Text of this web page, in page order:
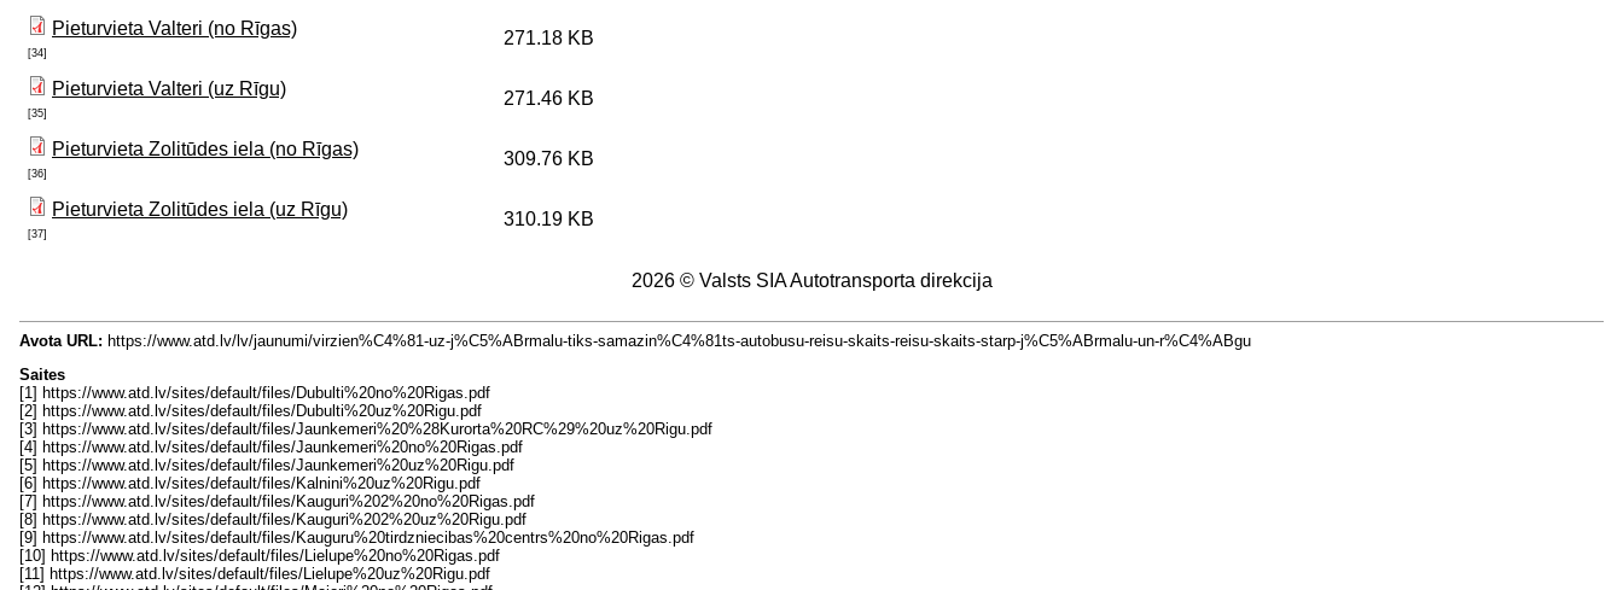
Pieturvieta Valteri (no Rīgas)
[34]
271.18 KB
Pieturvieta Valteri (uz Rīgu)
[35]
271.46 KB
Pieturvieta Zolitūdes iela (no Rīgas)
[36]
309.76 KB
Pieturvieta Zolitūdes iela (uz Rīgu)
[37]
310.19 KB
2026 © Valsts SIA Autotransporta direkcija
Avota URL: https://www.atd.lv/lv/jaunumi/virzien%C4%81-uz-j%C5%ABrmalu-tiks-samazin%C4%81ts-autobusu-reisu-skaits-reisu-skaits-starp-j%C5%ABrmalu-un-r%C4%ABgu
Saites
[1] https://www.atd.lv/sites/default/files/Dubulti%20no%20Rigas.pdf
[2] https://www.atd.lv/sites/default/files/Dubulti%20uz%20Rigu.pdf
[3] https://www.atd.lv/sites/default/files/Jaunkemeri%20%28Kurorta%20RC%29%20uz%20Rigu.pdf
[4] https://www.atd.lv/sites/default/files/Jaunkemeri%20no%20Rigas.pdf
[5] https://www.atd.lv/sites/default/files/Jaunkemeri%20uz%20Rigu.pdf
[6] https://www.atd.lv/sites/default/files/Kalnini%20uz%20Rigu.pdf
[7] https://www.atd.lv/sites/default/files/Kauguri%202%20no%20Rigas.pdf
[8] https://www.atd.lv/sites/default/files/Kauguri%202%20uz%20Rigu.pdf
[9] https://www.atd.lv/sites/default/files/Kauguru%20tirdzniecibas%20centrs%20no%20Rigas.pdf
[10] https://www.atd.lv/sites/default/files/Lielupe%20no%20Rigas.pdf
[11] https://www.atd.lv/sites/default/files/Lielupe%20uz%20Rigu.pdf